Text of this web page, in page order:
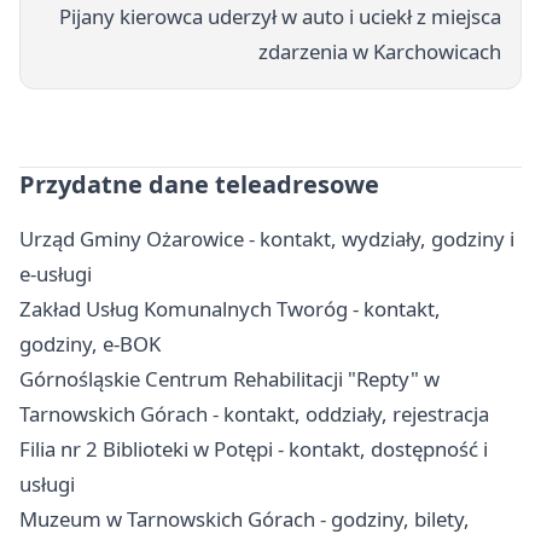
Pijany kierowca uderzył w auto i uciekł z miejsca
zdarzenia w Karchowicach
Przydatne dane teleadresowe
Urząd Gminy Ożarowice - kontakt, wydziały, godziny i
e-usługi
Zakład Usług Komunalnych Tworóg - kontakt,
godziny, e-BOK
Górnośląskie Centrum Rehabilitacji "Repty" w
Tarnowskich Górach - kontakt, oddziały, rejestracja
Filia nr 2 Biblioteki w Potępi - kontakt, dostępność i
usługi
Muzeum w Tarnowskich Górach - godziny, bilety,